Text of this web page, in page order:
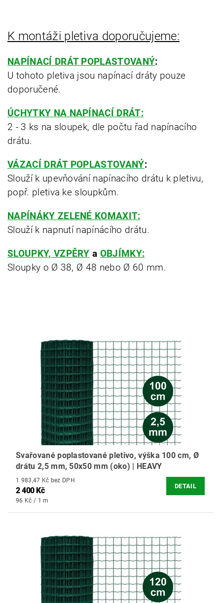
K montáži pletiva doporučujeme:
NAPÍNACÍ DRÁT POPLASTOVANÝ:
U tohoto pletiva jsou napínací dráty pouze
doporučené.
ÚCHYTKY NA NAPÍNACÍ DRÁT:
2 - 3 ks na sloupek, dle počtu řad napínacího
drátu.
VÁZACÍ DRÁT POPLASTOVANÝ:
Slouží k upevňování napínacího drátu k pletivu,
popř. pletiva ke sloupkům.
NAPÍNÁKY ZELENÉ KOMAXIT:
Slouží k napnutí napínácího drátu.
SLOUPKY, VZPĚRY a OBJÍMKY:
Sloupky o Ø 38, Ø 48 nebo Ø 60 mm.
Svařované poplastované pletivo, výška 100 cm, Ø
drátu 2,5 mm, 50x50 mm (oko) | HEAVY
1 983,47 Kč bez DPH
2 400 Kč
96 Kč / 1 m
DETAIL